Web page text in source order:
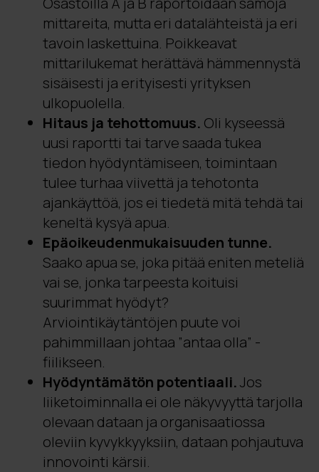
mittareita, mutta eri datalähteistä ja eri
tavoin laskettuina. Poikkeavat
mittarilukemat herättävä hämmennystä
sisäisesti ja erityisesti yrityksen
ulkopuolella.
Hitaus ja tehottomuus. Oli kyseessä
uusi raportti tai tarve saada tukea
tiedon hyödyntämiseen, toimintaan
tulee turhaa viivettä ja tehotonta
ajankäyttöä, jos ei tiedetä mitä tehdä tai
keneltä kysyä apua.
Epäoikeudenmukaisuuden tunne.
Saako apua se, joka pitää eniten meteliä
vai se, jonka tarpeesta koituisi
suurimmat hyödyt?
Arviointikäytäntöjen puute voi
pahimmillaan johtaa ”antaa olla” -
fiilikseen.
Hyödyntämätön potentiaali.Jos
liiketoiminnalla ei ole näkyvyyttä tarjolla
olevaan dataan ja organisaatiossa
oleviin kyvykkyyksiin, dataan pohjautuva
innovointi kärsii.